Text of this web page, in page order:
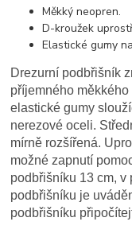
Měkký neopren.
D-kroužek
Elastické gumy
Drezurní podbřišník
příjemného
elastické gumy
nerezové oceli.
mírně rozšířená.
možné zapnutí
podbřišníku 13 cm, v
podbřišníku je
podbřišníku